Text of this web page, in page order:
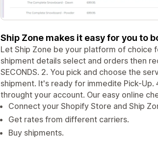
Ship Zone makes it easy for you to
Let Ship Zone be your platform of choice
shipment details select and orders then
SECONDS. 2. You pick and choose the
shipment. It's ready for immedite Pick-Up.
throught your account. Our easy online
Connect your Shopify Store and Ship
Get rates from different carriers.
Buy shipments.